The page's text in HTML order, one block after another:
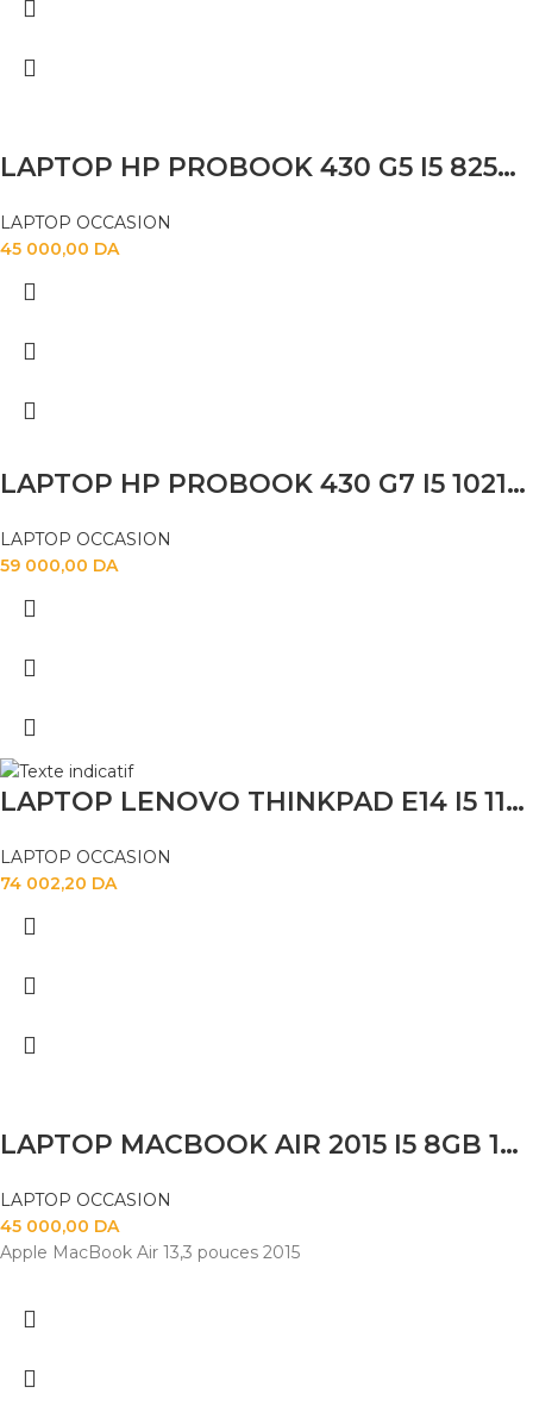
LAPTOP HP PROBOOK 430 G5 I5 82500U 8GB 256SSD
LAPTOP OCCASION
45 000,00 DA
LAPTOP HP PROBOOK 430 G7 I5 10210U 8GB 256 SSD 13.3 FHD
LAPTOP OCCASION
59 000,00 DA
LAPTOP LENOVO THINKPAD E14 I5 1135G7 16GB 256SSD 14″
LAPTOP OCCASION
74 002,20 DA
LAPTOP MACBOOK AIR 2015 I5 8GB 120SSD 14
LAPTOP OCCASION
45 000,00 DA
Apple MacBook Air 13,3 pouces 2015